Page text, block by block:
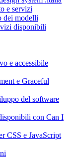
e servizi
dei modelli
disponibili
e accessibile
e Graceful
del software
con Can I
CSS e JavaScript